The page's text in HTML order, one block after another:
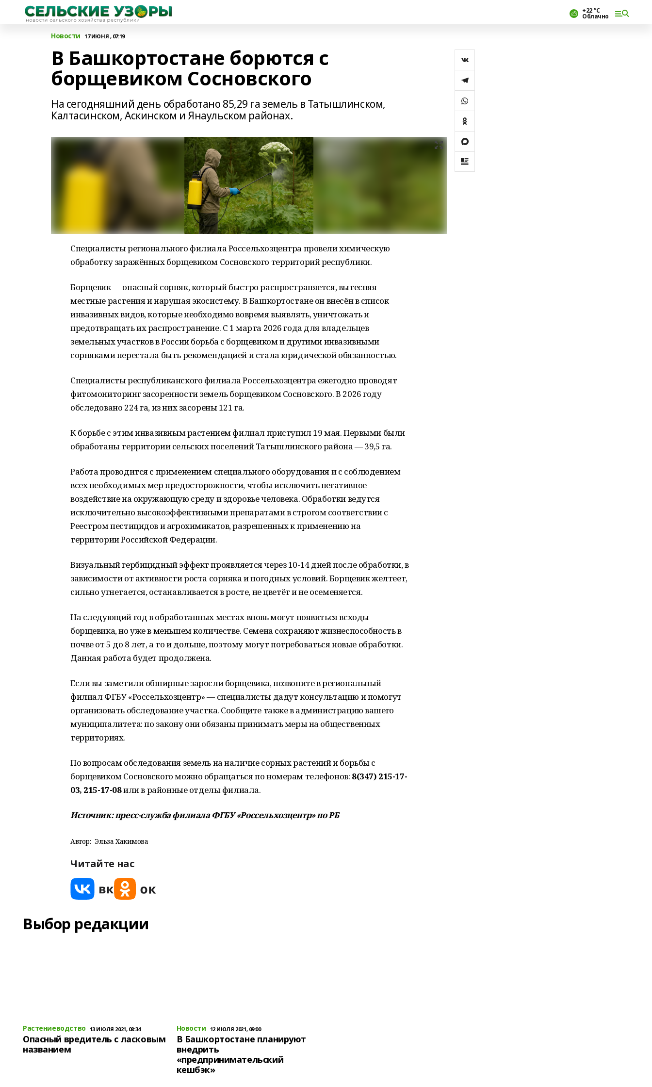
+22 °С
Облачно
Новости 17 ИЮНЯ , 07:19
В Башкортостане борются с
борщевиком Сосновского
На сегодняшний день обработано 85,29 га земель в Татышлинском,
Калтасинском, Аскинском и Янаульском районах.
Специалисты регионального филиала Россельхозцентра провели химическую
обработку заражённых борщевиком Сосновского территорий республики.
Борщевик — опасный сорняк, который быстро распространяется, вытесняя
местные растения и нарушая экосистему. В Башкортостане он внесён в список
инвазивных видов, которые необходимо вовремя выявлять, уничтожать и
предотвращать их распространение. С 1 марта 2026 года для владельцев
земельных участков в России борьба с борщевиком и другими инвазивными
сорняками перестала быть рекомендацией и стала юридической обязанностью.
Специалисты республиканского филиала Россельхозцентра ежегодно проводят
фитомониторинг засоренности земель борщевиком Сосновского. В 2026 году
обследовано 224 га, из них засорены 121 га.
К борьбе с этим инвазивным растением филиал приступил 19 мая. Первыми были
обработаны территории сельских поселений Татышлинского района — 39,5 га.
Работа проводится с применением специального оборудования и с соблюдением
всех необходимых мер предосторожности, чтобы исключить негативное
воздействие на окружающую среду и здоровье человека. Обработки ведутся
исключительно высокоэффективными препаратами в строгом соответствии с
Реестром пестицидов и агрохимикатов, разрешенных к применению на
территории Российской Федерации.
Визуальный гербицидный эффект проявляется через 10-14 дней после обработки, в
зависимости от активности роста сорняка и погодных условий. Борщевик желтеет,
сильно угнетается, останавливается в росте, не цветёт и не осеменяется.
На следующий год в обработанных местах вновь могут появиться всходы
борщевика, но уже в меньшем количестве. Семена сохраняют жизнеспособность в
почве от 5 до 8 лет, а то и дольше, поэтому могут потребоваться новые обработки.
Данная работа будет продолжена.
Если вы заметили обширные заросли борщевика, позвоните в региональный
филиал ФГБУ «Россельхозцентр» — специалисты дадут консультацию и помогут
организовать обследование участка. Сообщите также в администрацию вашего
муниципалитета: по закону они обязаны принимать меры на общественных
территориях.
По вопросам обследования земель на наличие сорных растений и борьбы с
борщевиком Сосновского можно обращаться по номерам телефонов: 8(347) 215-17-
03, 215-17-08или в районные отделы филиала.
Источник: пресс-служба филиала ФГБУ «Россельхозцентр» по РБ
Автор: Эльза Хакимова
Читайте нас
Выбор редакции
Растениеводство 13 ИЮЛЯ 2021, 08:34
Опасный вредитель с ласковым
названием
Новости 12 ИЮЛЯ 2021, 09:00
В Башкортостане планируют
внедрить
«предпринимательский
кешбэк»